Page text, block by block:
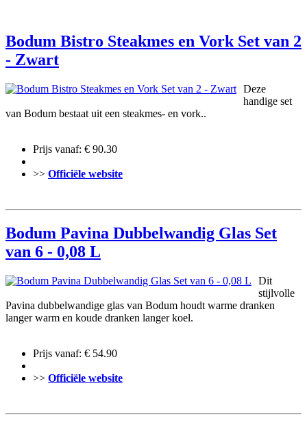
Bodum Bistro Steakmes en Vork Set van 2
- Zwart
Deze
handige set
van Bodum bestaat uit een steakmes- en vork..
Prijs vanaf: € 90.30
>> Officiële website
Bodum Pavina Dubbelwandig Glas Set
van 6 - 0,08 L
Dit
stijlvolle
Pavina dubbelwandige glas van Bodum houdt warme dranken
langer warm en koude dranken langer koel.
Prijs vanaf: € 54.90
>> Officiële website